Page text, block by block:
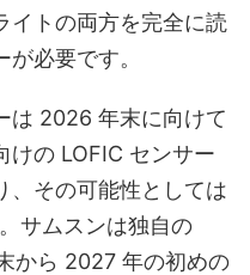
イトの両方を完全に読
必要です。
は 2026 年末に向けて
けの LOFIC センサー
、その可能性としては
サムスンは独自の
から 2027 年の初めの